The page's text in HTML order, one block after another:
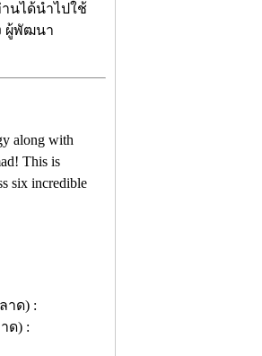
านได้นำไปใช้
ผู้พัฒนา
along with
This is
six incredible